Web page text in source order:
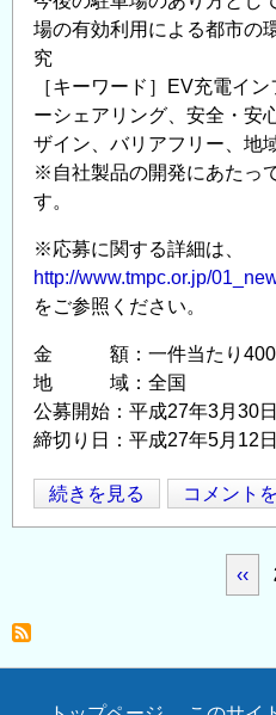
取
得
可
＞
の
場の有効利用による都市の
究
［キーワード］EV充電イ
ーシェアリング、安全・安
ザイン、バリアフリー、地
※自社製品の開発にあたっ
す。
※応募に関する詳細は、
http://www.tmpc.or.jp/
をご参照ください。
金 額：一件当たり400
地 域：全国
公募開始：平成27年3月30
締切り日：平成27年5月12
平
成
公
益
続きを見る コメント
ジ
前
ー
‹‹